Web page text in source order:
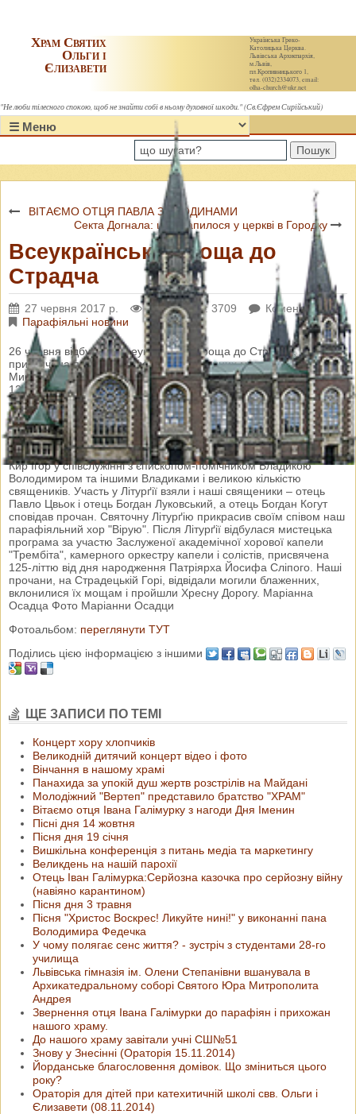
Українська Греко-
Католицька Церква.
Львівська Архиєпархія,
м.Львів,
пл.Кропивницького 1,
тел. (032)2334073, email:
olha-church@ukr.net
Храм Святих
Ольги і
Єлизавети
"Не люби тілесного спокою, щоб не знайти собі в ньому духовної шкоди." (Св.Єфрем Сирійський)
Пошук
ВІТАЄМО ОТЦЯ ПАВЛА З УРОДИНАМИ
Секта Догнала: що трапилося у церкві в Городку
Всеукраїнська Проща до
Страдча
27 червня 2017 р. Переглядів: 3709
Коментарі: 0
Парафіяльні новини
26 червня відбулася Всеукраїнська проща до Страдча,
присвячена пам’яті страдецьких блаженних мучеників отця
Миколи Конрада і дяка Володимира Прийми, Дню мирянина та
125-літтю від дня народження Патріярха Йосифа Сліпого. У
прощі взяли участь і наші парафіяни. Розпочалася проща
молебнем у селі Ямельня на місці мученицької смерті
блаженних, звідки прочани пішою ходою вирушили до підніжжя
Страдецької Гори. Урочисту Святу Літурґію відслужив
Високопреосвященний Архиєпископ і Митрополит Львівський
Кир Ігор у співслужінні з єпископом-помічником Владикою
Володимиром та іншими Владиками і великою кількістю
священиків. Участь у Літурґії взяли і наші священики – отець
Павло Цвьок і отець Богдан Луковський, а отець Богдан Когут
сповідав прочан. Святочну Літурґію прикрасив своїм співом наш
парафіяльний хор "Вірую". Після Літурґії відбулася мистецька
програма за участю Заслуженої академічної хорової капели
"Трембіта", камерного оркестру капели і солістів, присвячена
125-літтю від дня народження Патріярха Йосифа Сліпого. Наші
прочани, на Страдецькій Горі, відвідали могили блаженних,
вклонилися їх мощам і пройшли Хресну Дорогу. Маріанна
Осадца Фото Маріанни Осадци
Фотоальбом: переглянути ТУТ
Поділись цією інформацією з іншими
ЩЕ ЗАПИСИ ПО ТЕМІ
Концерт хору хлопчиків
Великодній дитячий концерт відео і фото
Вінчання в нашому храмі
Панахида за упокій душ жертв розстрілів на Майдані
Молодіжний "Вертеп" представило братство "ХРАМ"
Вітаємо отця Івана Галімурку з нагоди Дня Іменин
Пісні дня 14 жовтня
Пісня дня 19 січня
Вишкільна конференція з питань медіа та маркетингу
Великдень на нашій парохії
Отець Іван Галімурка:Серйозна казочка про серйозну війну
(навіяно карантином)
Пісня дня 3 травня
Пісня "Христос Воскрес! Ликуйте нині!" у виконанні пана
Володимира Федечка
У чому полягає сенс життя? - зустріч з студентами 28-го
училища
Львівська гімназія ім. Олени Степанівни вшанувала в
Архикатедральному соборі Святого Юра Митрополита
Андрея
Звернення отця Івана Галімурки до парафіян і прихожан
нашого храму.
До нашого храму завітали учні СШ№51
Знову у Знесінні (Ораторія 15.11.2014)
Йорданське благословення домівок. Що зміниться цього
року?
Ораторія для дітей при катехитичній школі свв. Ольги і
Єлизавети (08.11.2014)